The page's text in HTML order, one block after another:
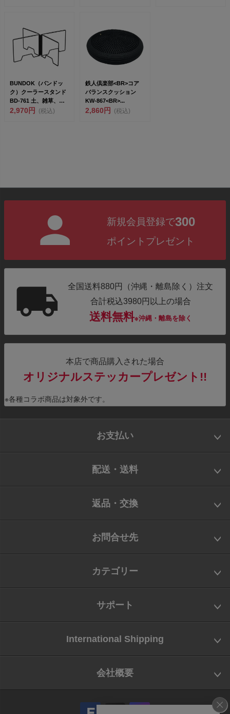
BUNDOK（バンドッ
ク）クーラースタンド
BD-761 土、雑草、結
露などの汚れか...
2,970円 (税込)
鉄人倶楽部<BR>コア
バランスクッション
KW-867<BR>...
2,860円 (税込)
新規会員登録で300
ポイントプレゼント
全国送料880円（沖縄・離島除く）注文
合計税込3980円以上の場合
送料無料※沖縄・離島を除く
本店で商品購入された場合
オリジナルステッカープレゼント!!
※各種コラボ商品は対象外です。
お支払い
配送・送料
返品・交換
お問合せ先
カテゴリー
サポート
International Shipping
会社概要